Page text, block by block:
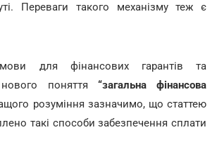
Переваги такого механізму теж є
для фінансових гарантів та
поняття “загальна фінансова
розуміння зазначимо, що статтею
такі способи забезпечення сплати